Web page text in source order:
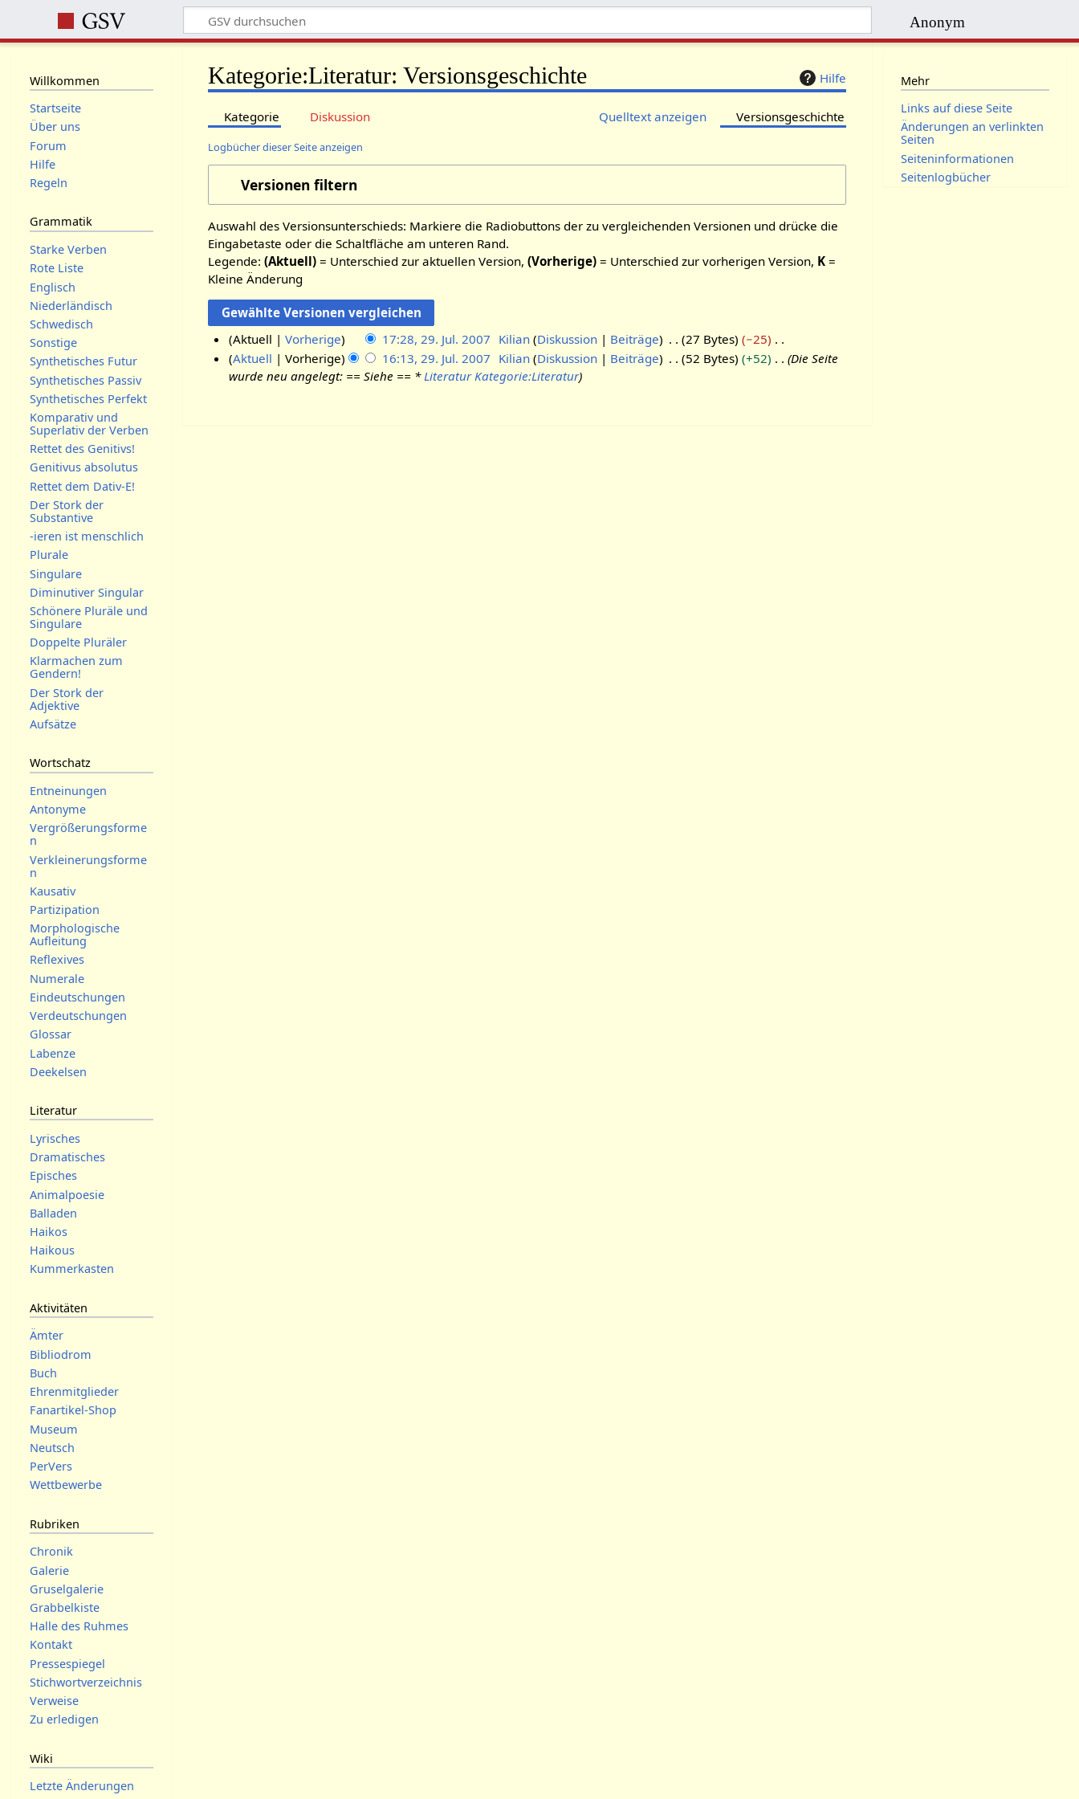
Anonym
Hilfe
Kategorie:Literatur: Versionsgeschichte
Kategorie Diskussion Quelltext anzeigen Versionsgeschichte
Logbücher dieser Seite anzeigen
Versionen filtern
Auswahl des Versionsunterschieds: Markiere die Radiobuttons der zu vergleichenden Versionen und drücke die
Eingabetaste oder die Schaltfläche am unteren Rand.
Legende:(Aktuell) = Unterschied zur aktuellen Version,(Vorherige) = Unterschied zur vorherigen Version, K =
Kleine Änderung
2
Aktuell Vorherige 17:28, 29. Jul. 2007 Kilian Diskussion Beiträge 27 Bytes
−25
K
e
Aktuell Vorherige 16:13, 29. Jul. 2007 Kilian Diskussion Beiträge 52 Bytes +52
Die Seite
wurde neu angelegt: == Siehe == *Literatur Kategorie:Literatur
Willkommen
Startseite
Über uns
Forum
Hilfe
Regeln
Grammatik
Starke Verben
Rote Liste
Englisch
Niederländisch
Schwedisch
Sonstige
Synthetisches Futur
Synthetisches Passiv
Synthetisches Perfekt
Komparativ und
Superlativ der Verben
Rettet des Genitivs!
Genitivus absolutus
Rettet dem Dativ-E!
Der Stork der
Substantive
-ieren ist menschlich
Plurale
Singulare
Diminutiver Singular
Schönere Pluräle und
Singulare
Doppelte Pluräler
Klarmachen zum
Gendern!
Der Stork der
Adjektive
Aufsätze
Wortschatz
Entneinungen
Antonyme
Vergrößerungsforme
n
Verkleinerungsforme
n
Kausativ
Partizipation
Morphologische
Aufleitung
Reflexives
Numerale
Eindeutschungen
Verdeutschungen
Glossar
Labenze
Deekelsen
Literatur
Lyrisches
Dramatisches
Episches
Animalpoesie
Balladen
Haikos
Haikous
Kummerkasten
Aktivitäten
Ämter
Bibliodrom
Buch
Ehrenmitglieder
Fanartikel-Shop
Museum
Neutsch
PerVers
Wettbewerbe
Rubriken
Chronik
Galerie
Gruselgalerie
Grabbelkiste
Halle des Ruhmes
Kontakt
Pressespiegel
Stichwortverzeichnis
Verweise
Zu erledigen
Wiki
Letzte Änderungen
Mehr
Links auf diese Seite
Änderungen an verlinkten
Seiten
Seiten­­informationen
Seitenlogbücher